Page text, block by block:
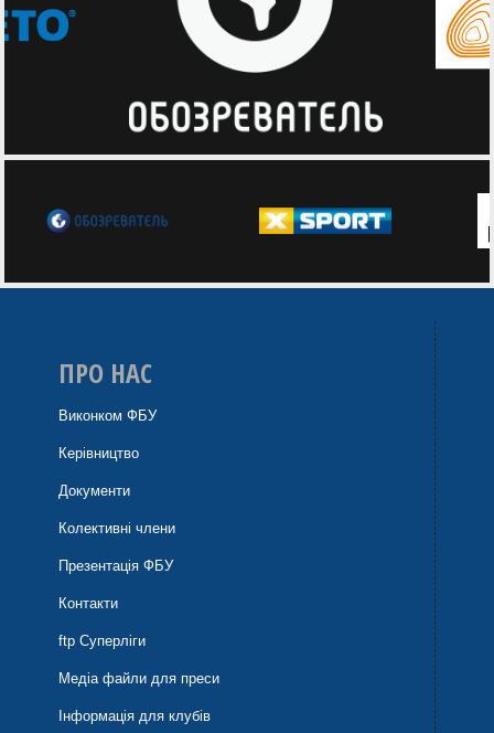
ПРО НАС
Виконком ФБУ
Керівництво
Документи
Колективні члени
Презентація ФБУ
Контакти
ftp Суперліги
Медіа файли для преси
Інформація для клубів